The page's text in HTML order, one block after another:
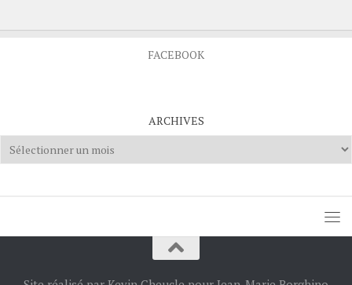
FACEBOOK
ARCHIVES
Archives